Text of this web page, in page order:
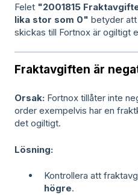
Felet "2001815
lika stor som 0" betyder
skickas till Fortnox är ogiltigt
Fraktavgiften är
Orsak: Fortnox tillåter inte
order exempelvis har en
det ogiltigt.
Lösning:
Kontrollera att
högre.